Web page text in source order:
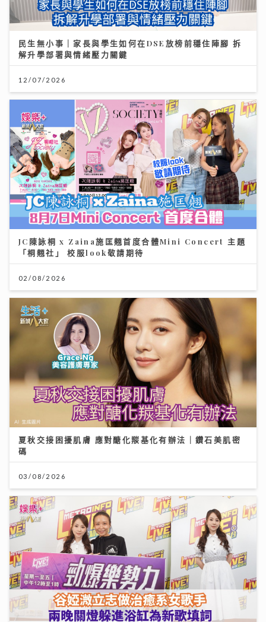
民生無小事｜家長與學生如何在DSE放榜前穩住陣腳 拆
解升學部署與情緒壓力關鍵
12/07/2026
JC陳詠桐 x Zaina施匡翹首度合體Mini Concert 主題
「桐翹社」 校服look敬請期待
02/08/2026
夏秋交接困擾肌膚 應對醣化羰基化有辦法｜鑽石美肌密
碼
03/08/2026